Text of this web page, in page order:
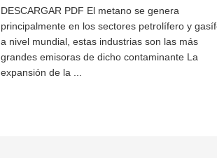
DESCARGAR PDF El metano se genera
principalmente en los sectores petrolífero y
a nivel mundial, estas industrias son las más
grandes emisoras de dicho contaminante La
expansión de la ...